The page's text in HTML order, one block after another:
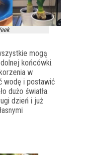
mogą
końcówki.
w
wodę i postawić
dużo światła.
dzień i już